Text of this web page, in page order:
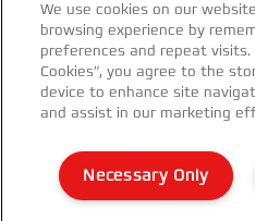
Klantenservice
Mijn gegevens beheren
Garantievoorwaarden
Richtlijnen bij recycling
Sitemap
We use cookies on our
browsing experience by
preferences and repeat visits.
Cookies”, you agree to the
device to enhance site
and assist in our marketing
Necessary Only